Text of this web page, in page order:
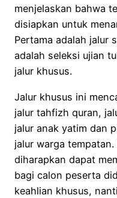
menjelaskan bahwa
disiapkan untuk
Pertama adalah jalur
adalah seleksi ujian
jalur khusus.
Jalur khusus ini
jalur tahfizh quran,
jalur anak yatim dan
jalur warga
diharapkan dapat
bagi calon peserta
keahlian khusus,